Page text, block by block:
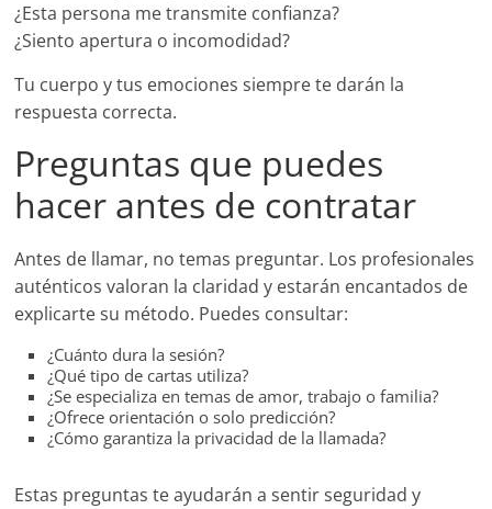
¿Esta persona me transmite confianza?
¿Siento apertura o incomodidad?
Tu cuerpo y tus emociones siempre te darán la
respuesta correcta.
Preguntas que puedes
hacer antes de contratar
Antes de llamar, no temas preguntar. Los profesionales
auténticos valoran la claridad y estarán encantados de
explicarte su método. Puedes consultar:
¿Cuánto dura la sesión?
¿Qué tipo de cartas utiliza?
¿Se especializa en temas de amor, trabajo o familia?
¿Ofrece orientación o solo predicción?
¿Cómo garantiza la privacidad de la llamada?
Estas preguntas te ayudarán a sentir seguridad y